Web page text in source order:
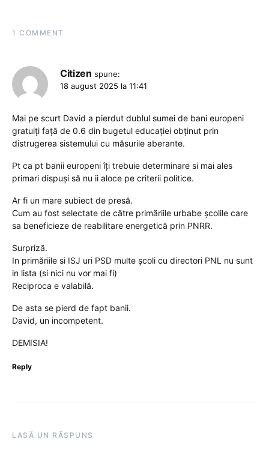
1 COMMENT
Citizen spune:
18 august 2025 la 11:41
Mai pe scurt David a pierdut dublul sumei de bani europeni
gratuiți față de 0.6 din bugetul educației obținut prin
distrugerea sistemului cu măsurile aberante.
Pt ca pt banii europeni îți trebuie determinare si mai ales
primari dispuși să nu ii aloce pe criterii politice.
Ar fi un mare subiect de presă.
Cum au fost selectate de către primăriile urbabe școlile care
sa beneficieze de reabilitare energetică prin PNRR.
Surpriză.
In primăriile si ISJ uri PSD multe școli cu directori PNL nu sunt
in lista (si nici nu vor mai fi)
Reciproca e valabilă.
De asta se pierd de fapt banii.
David, un incompetent.
DEMISIA!
Reply
LASĂ UN RĂSPUNS